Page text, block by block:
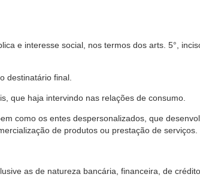
e interesse social, nos termos dos arts. 5°,
destinatário final.
que haja intervindo nas relações de consumo.
como os entes despersonalizados, que
de produtos ou prestação de serviços.
as de natureza bancária, financeira, de